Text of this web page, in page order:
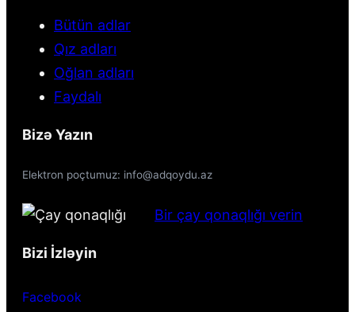
Bütün adlar
Qız adları
Oğlan adları
Faydalı
Bizə Yazın
Elektron poçtumuz: info@adqoydu.az
Bir çay qonaqlığı verin
Bizi İzləyin
Facebook